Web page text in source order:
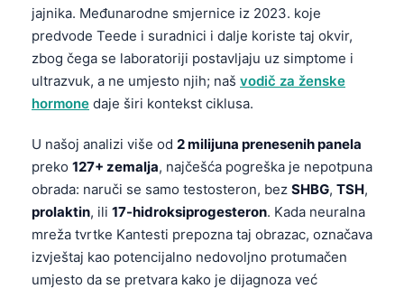
jajnika. Međunarodne smjernice iz 2023. koje
predvode Teede i suradnici i dalje koriste taj okvir,
zbog čega se laboratoriji postavljaju uz simptome i
ultrazvuk, a ne umjesto njih; naš vodič za ženske
hormone daje širi kontekst ciklusa.
U našoj analizi više od 2 milijuna prenesenih panela
preko 127+ zemalja, najčešća pogreška je nepotpuna
obrada: naruči se samo testosteron, bez SHBG, TSH,
prolaktin, ili 17-hidroksiprogesteron. Kada neuralna
mreža tvrtke Kantesti prepozna taj obrazac, označava
izvještaj kao potencijalno nedovoljno protumačen
umjesto da se pretvara kako je dijagnoza već